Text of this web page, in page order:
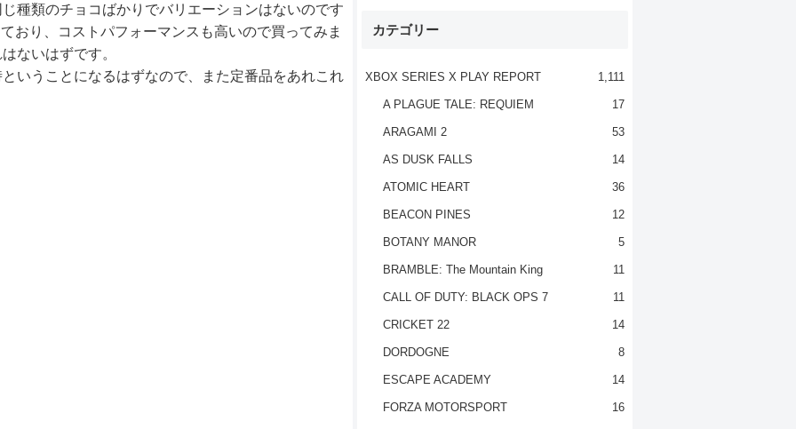
種類のチョコばかりでバリエーションはないのです
おり、コストパフォーマンスも高いので買ってみま
ないはずです。
いうことになるはずなので、また定番品をあれこれ
カテゴリー
XBOX SERIES X PLAY REPORT 1,111
A PLAGUE TALE: REQUIEM 17
ARAGAMI 2 53
AS DUSK FALLS 14
ATOMIC HEART 36
BEACON PINES 12
BOTANY MANOR 5
BRAMBLE: The Mountain King 11
CALL OF DUTY: BLACK OPS 7 11
CRICKET 22 14
DORDOGNE 8
ESCAPE ACADEMY 14
FORZA MOTORSPORT 16